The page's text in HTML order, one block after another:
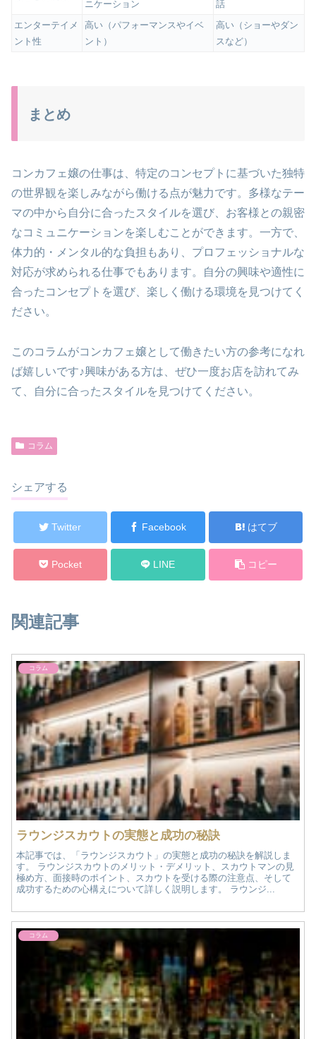
ニケーション
話
エンターテイメ
ント性
高い（パフォーマンスやイベ
ント）
高い（ショーやダン
スなど）
まとめ
コンカフェ嬢の仕事は、特定のコンセプトに基づいた独特
の世界観を楽しみながら働ける点が魅力です。多様なテー
マの中から自分に合ったスタイルを選び、お客様との親密
なコミュニケーションを楽しむことができます。一方で、
体力的・メンタル的な負担もあり、プロフェッショナルな
対応が求められる仕事でもあります。自分の興味や適性に
合ったコンセプトを選び、楽しく働ける環境を見つけてく
ださい。
このコラムがコンカフェ嬢として働きたい方の参考になれ
ば嬉しいです♪興味がある方は、ぜひ一度お店を訪れてみ
て、自分に合ったスタイルを見つけてください。
コラム
シェアする
Twitter Facebook はてブ
Pocket LINE コピー
関連記事
コラム
ラウンジスカウトの実態と成功の秘訣
本記事では、「ラウンジスカウト」の実態と成功の秘訣を解説しま
す。 ラウンジスカウトのメリット・デメリット、スカウトマンの見
極め方、面接時のポイント、スカウトを受ける際の注意点、そして
成功するための心構えについて詳しく説明します。 ラウンジ...
コラム